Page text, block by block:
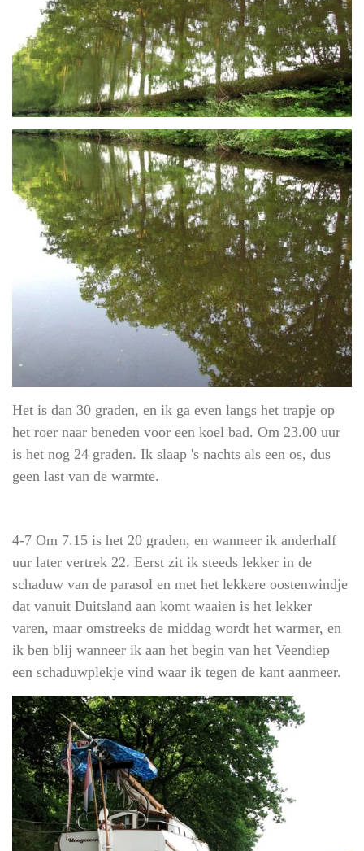
Het is dan 30 graden, en ik ga even langs het trapje op
het roer naar beneden voor een koel bad. Om 23.00 uur
is het nog 24 graden. Ik slaap 's nachts als een os, dus
geen last van de warmte.
4-7 Om 7.15 is het 20 graden, en wanneer ik anderhalf
uur later vertrek 22. Eerst zit ik steeds lekker in de
schaduw van de parasol en met het lekkere oostenwindje
dat vanuit Duitsland aan komt waaien is het lekker
varen, maar omstreeks de middag wordt het warmer, en
ik ben blij wanneer ik aan het begin van het Veendiep
een schaduwplekje vind waar ik tegen de kant aanmeer.